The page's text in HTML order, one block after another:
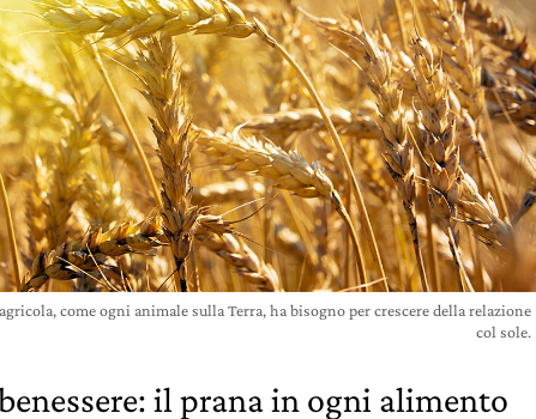
come ogni animale sulla Terra, ha bisogno per crescere della relazione
col sole.
il prana in ogni alimento